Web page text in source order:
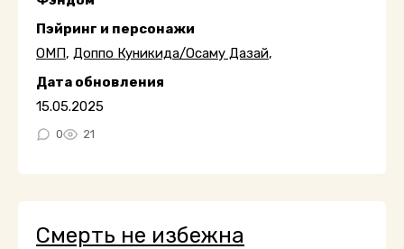
Пэйринг и персонажи
ОМП, Доппо Куникида/Осаму Дазай,
Дата обновления
15.05.2025
0 21
Смерть не избежна